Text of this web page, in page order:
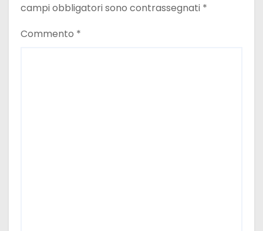
campi obbligatori sono contrassegnati *
Commento *